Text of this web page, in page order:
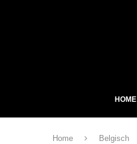
HOME
Home Belgisch